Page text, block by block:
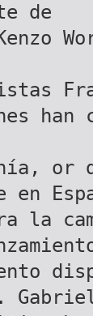
de
han
or
en
la